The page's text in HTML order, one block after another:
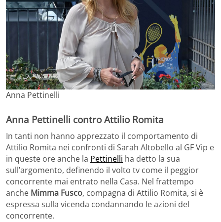
Anna Pettinelli
Anna Pettinelli contro Attilio Romita
In tanti non hanno apprezzato il comportamento di
Attilio Romita nei confronti di Sarah Altobello al GF Vip e
in queste ore anche la Pettinelli ha detto la sua
sull’argomento, definendo il volto tv come il peggior
concorrente mai entrato nella Casa. Nel frattempo
anche Mimma Fusco, compagna di Attilio Romita, si è
espressa sulla vicenda condannando le azioni del
concorrente.